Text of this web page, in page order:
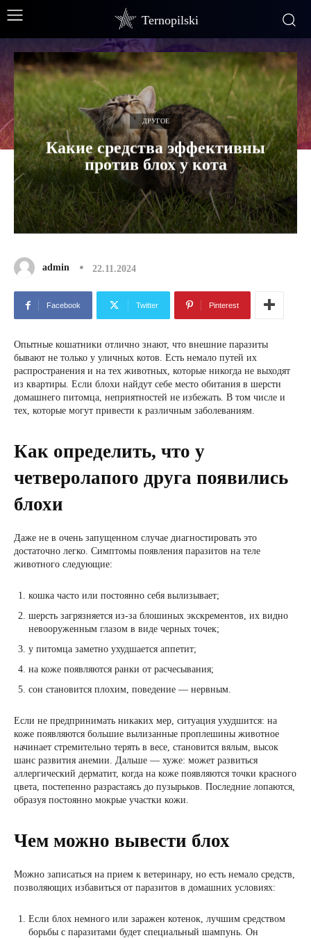
Ternopilski
ДРУГОЕ
Какие средства эффективны
против блох у кота
admin 22.11.2024
Facebook Twitter Pinterest
Опытные кошатники отлично знают, что внешние паразиты
бывают не только у уличных котов. Есть немало путей их
распространения и на тех животных, которые никогда не выходят
из квартиры. Если блохи найдут себе место обитания в шерсти
домашнего питомца, неприятностей не избежать. В том числе и
тех, которые могут привести к различным заболеваниям.
Как определить, что у
четверолапого друга появились
блохи
Даже не в очень запущенном случае диагностировать это
достаточно легко. Симптомы появления паразитов на теле
животного следующие:
кошка часто или постоянно себя вылизывает;
шерсть загрязняется из-за блошиных экскрементов, их видно
невооруженным глазом в виде черных точек;
у питомца заметно ухудшается аппетит;
на коже появляются ранки от расчесывания;
сон становится плохим, поведение — нервным.
Если не предпринимать никаких мер, ситуация ухудшится: на
коже появляются большие вылизанные проплешины животное
начинает стремительно терять в весе, становится вялым, высок
шанс развития анемии. Дальше — хуже: может развиться
аллергический дерматит, когда на коже появляются точки красного
цвета, постепенно разрастаясь до пузырьков. Последние лопаются,
образуя постоянно мокрые участки кожи.
Чем можно вывести блох
Можно записаться на прием к ветеринару, но есть немало средств,
позволяющих избавиться от паразитов в домашних условиях:
Если блох немного или заражен котенок, лучшим средством
борьбы с паразитами будет специальный шампунь. Он